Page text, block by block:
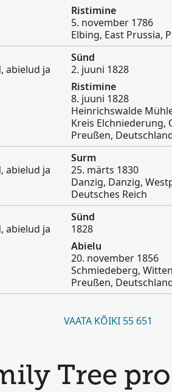
Ristimine
5. november 1786
Elbing, East Prussia,
abielud ja
Sünd
2. juuni 1828
Ristimine
8. juuni 1828
Heinrichswalde
Kreis Elchniederung,
Preußen,
abielud ja
Surm
25. märts 1830
Danzig, Danzig,
Deutsches Reich
abielud ja
Sünd
1828
Abielu
20. november 1856
Schmiedeberg,
Preußen,
VAATA KÕIKI 55 651
Tree